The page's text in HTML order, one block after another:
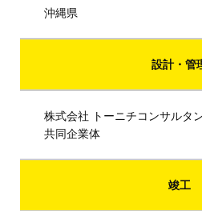
沖縄県
設計・管
株式会社 トーニチコンサルタ
共同企業体
竣工